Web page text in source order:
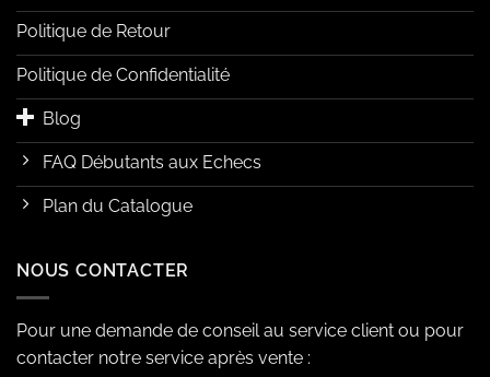
Politique de Retour
Politique de Confidentialité
Blog
FAQ Débutants aux Echecs
Plan du Catalogue
NOUS CONTACTER
Pour une demande de conseil au service client ou pour
contacter notre service après vente :